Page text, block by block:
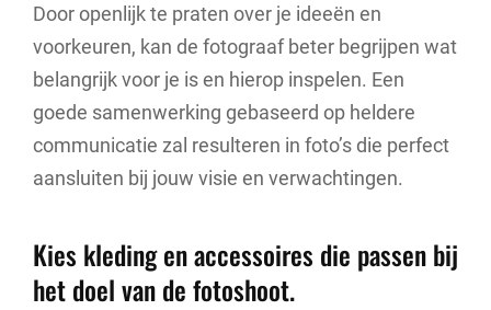
Door openlijk te praten over je ideeën en
voorkeuren, kan de fotograaf beter begrijpen wat
belangrijk voor je is en hierop inspelen. Een
goede samenwerking gebaseerd op heldere
communicatie zal resulteren in foto’s die perfect
aansluiten bij jouw visie en verwachtingen.
Kies kleding en accessoires die passen bij
het doel van de fotoshoot.